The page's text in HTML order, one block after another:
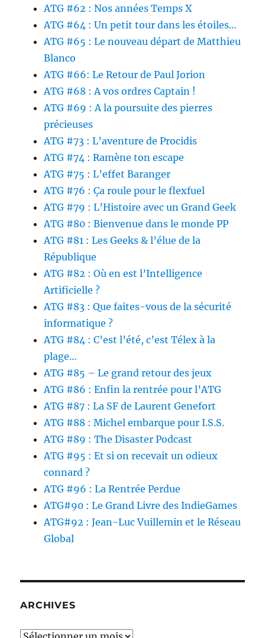
ATG #62 : Nos années Temps X
ATG #64 : Un petit tour dans les étoiles…
ATG #65 : Le nouveau départ de Matthieu
Blanco
ATG #66: Le Retour de Paul Jorion
ATG #68 : A vos ordres Captain !
ATG #69 : A la poursuite des pierres
précieuses
ATG #73 : L’aventure de Procidis
ATG #74 : Ramène ton escape
ATG #75 : L’effet Baranger
ATG #76 : Ça roule pour le flexfuel
ATG #79 : L’Histoire avec un Grand Geek
ATG #80 : Bienvenue dans le monde PP
ATG #81 : Les Geeks & l’élue de la
République
ATG #82 : Où en est l’Intelligence
Artificielle ?
ATG #83 : Que faites-vous de la sécurité
informatique ?
ATG #84 : C’est l’été, c’est Télex à la
plage…
ATG #85 – Le grand retour des jeux
ATG #86 : Enfin la rentrée pour l’ATG
ATG #87 : La SF de Laurent Genefort
ATG #88 : Michel embarque pour I.S.S.
ATG #89 : The Disaster Podcast
ATG #95 : Et si on recevait un odieux
connard ?
ATG #96 : La Rentrée Perdue
ATG#90 : Le Grand Livre des IndieGames
ATG#92 : Jean-Luc Vuillemin et le Réseau
Global
ARCHIVES